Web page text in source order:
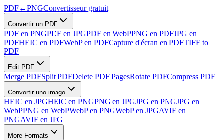
PDF↔PNGConvertisseur gratuit
Convertir un PDF
PDF en PNGPDF en JPGPDF en WebPPNG en PDFJPG en
PDFHEIC en PDFWebP en PDFCapture d'écran en PDFTIFF to
PDF
Edit PDF
Merge PDFSplit PDFDelete PDF PagesRotate PDFCompress PDF
Convertir une image
HEIC en JPGHEIC en PNGPNG en JPGJPG en PNGJPG en
WebPPNG en WebPWebP en PNGWebP en JPGAVIF en
PNGAVIF en JPG
More Formats